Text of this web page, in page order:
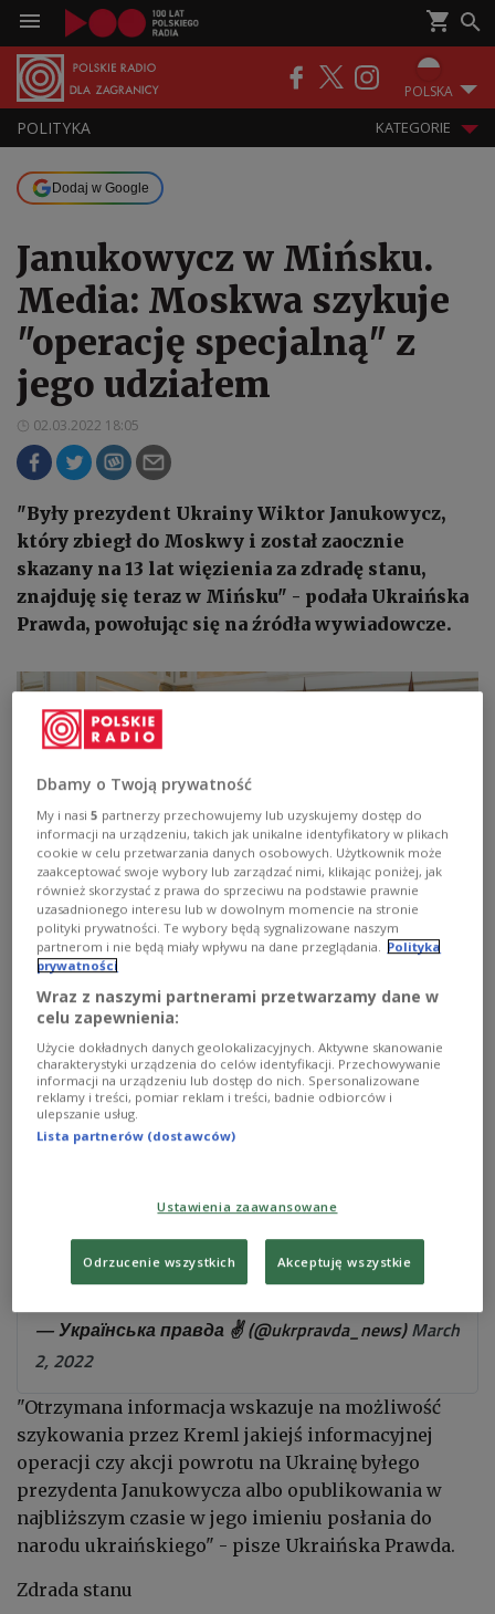
POLSKA
POLITYKA KATEGORIE
Dodaj w Google
Janukowycz w Mińsku.
Media: Moskwa szykuje
"operację specjalną" z
jego udziałem
02.03.2022 18:05
"Były prezydent Ukrainy Wiktor Janukowycz,
który zbiegł do Moskwy i został zaocznie
skazany na 13 lat więzienia za zdradę stanu,
znajduję się teraz w Mińsku" - podała Ukraińska
Prawda, powołując się na źródła wywiadowcze.
Ukrainska Prawda: były prezydent Janukowycz jest w
Mińsku Shutterstock/photowalking
Według wspomnianego źródła Kreml przygotowuje
"operację specjalną" z udziałem Janukowycza, a
jeden ze scenariuszy przewiduje próbę ogłoszenia
go "prezydentem Ukrainy".
Янукович у Мінську, Кремль хоче
зробити його "президентом України" –
джерелаhttps://t.co/683PU84jhE
— Українська правда ✌️ (@ukrpravda_news)March
2, 2022
"Otrzymana informacja wskazuje na możliwość
szykowania przez Kreml jakiejś informacyjnej
operacji czy akcji powrotu na Ukrainę byłego
prezydenta Janukowycza albo opublikowania w
najbliższym czasie w jego imieniu posłania do
narodu ukraińskiego" - pisze Ukraińska Prawda.
Zdrada stanu
Dbamy o Twoją prywatność
My i nasi5 partnerzy przechowujemy lub uzyskujemy dostęp do
informacji na urządzeniu, takich jak unikalne identyfikatory w plikach
cookie w celu przetwarzania danych osobowych. Użytkownik może
zaakceptować swoje wybory lub zarządzać nimi, klikając poniżej, jak
również skorzystać z prawa do sprzeciwu na podstawie prawnie
uzasadnionego interesu lub w dowolnym momencie na stronie
polityki prywatności. Te wybory będą sygnalizowane naszym
partnerom i nie będą miały wpływu na dane przeglądania. Polityka
prywatności
Wraz z naszymi partnerami przetwarzamy dane w
celu zapewnienia:
Użycie dokładnych danych geolokalizacyjnych. Aktywne skanowanie
charakterystyki urządzenia do celów identyfikacji. Przechowywanie
informacji na urządzeniu lub dostęp do nich. Spersonalizowane
reklamy i treści, pomiar reklam i treści, badnie odbiorców i
ulepszanie usług.
Lista partnerów (dostawców)
Ustawienia zaawansowane
Odrzucenie wszystkich Akceptuję wszystkie